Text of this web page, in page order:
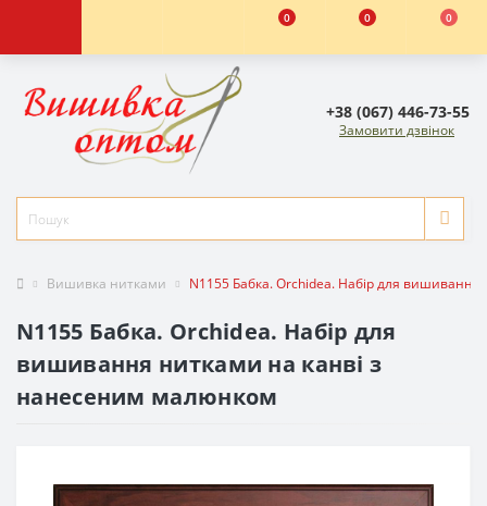
0 0 0
+38 (067) 446-73-55
Замовити дзвінок
Вишивка нитками N1155 Бабка. Orchidea. Набір для
N1155 Бабка. Orchidea. Набір для
вишивання нитками на канві з
нанесеним малюнком